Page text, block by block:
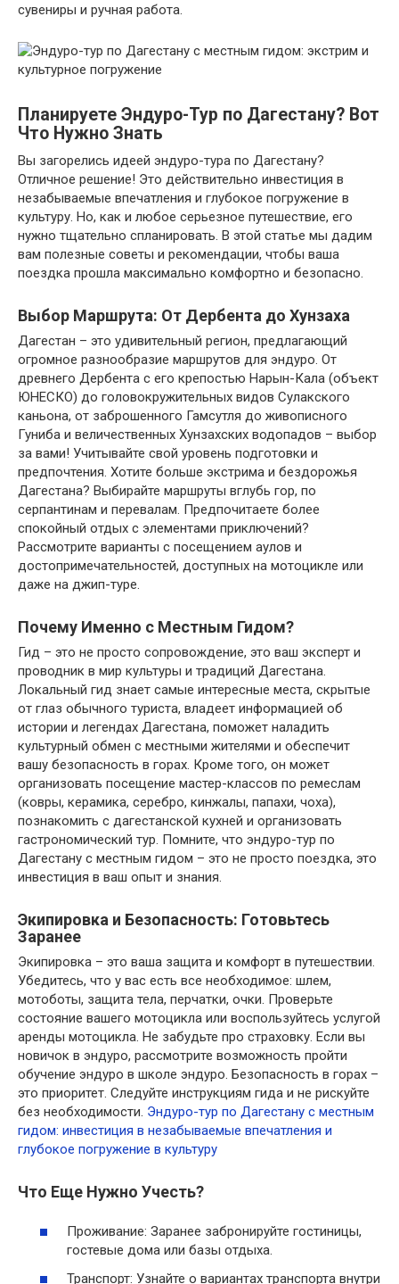
сувениры и ручная работа.
Планируете Эндуро-Тур по Дагестану? Вот
Что Нужно Знать
Вы загорелись идеей эндуро-тура по Дагестану?
Отличное решение! Это действительно инвестиция в
незабываемые впечатления и глубокое погружение в
культуру. Но, как и любое серьезное путешествие, его
нужно тщательно спланировать. В этой статье мы дадим
вам полезные советы и рекомендации, чтобы ваша
поездка прошла максимально комфортно и безопасно.
Выбор Маршрута: От Дербента до Хунзаха
Дагестан – это удивительный регион, предлагающий
огромное разнообразие маршрутов для эндуро. От
древнего Дербента с его крепостью Нарын-Кала (объект
ЮНЕСКО) до головокружительных видов Сулакского
каньона, от заброшенного Гамсутля до живописного
Гуниба и величественных Хунзахских водопадов – выбор
за вами! Учитывайте свой уровень подготовки и
предпочтения. Хотите больше экстрима и бездорожья
Дагестана? Выбирайте маршруты вглубь гор, по
серпантинам и перевалам. Предпочитаете более
спокойный отдых с элементами приключений?
Рассмотрите варианты с посещением аулов и
достопримечательностей, доступных на мотоцикле или
даже на джип-туре.
Почему Именно с Местным Гидом?
Гид – это не просто сопровождение, это ваш эксперт и
проводник в мир культуры и традиций Дагестана.
Локальный гид знает самые интересные места, скрытые
от глаз обычного туриста, владеет информацией об
истории и легендах Дагестана, поможет наладить
культурный обмен с местными жителями и обеспечит
вашу безопасность в горах. Кроме того, он может
организовать посещение мастер-классов по ремеслам
(ковры, керамика, серебро, кинжалы, папахи, чоха),
познакомить с дагестанской кухней и организовать
гастрономический тур. Помните, что эндуро-тур по
Дагестану с местным гидом – это не просто поездка, это
инвестиция в ваш опыт и знания.
Экипировка и Безопасность: Готовьтесь
Заранее
Экипировка – это ваша защита и комфорт в путешествии.
Убедитесь, что у вас есть все необходимое: шлем,
мотоботы, защита тела, перчатки, очки. Проверьте
состояние вашего мотоцикла или воспользуйтесь услугой
аренды мотоцикла. Не забудьте про страховку. Если вы
новичок в эндуро, рассмотрите возможность пройти
обучение эндуро в школе эндуро. Безопасность в горах –
это приоритет. Следуйте инструкциям гида и не рискуйте
без необходимости. Эндуро-тур по Дагестану с местным
гидом: инвестиция в незабываемые впечатления и
глубокое погружение в культуру
Что Еще Нужно Учесть?
Проживание: Заранее забронируйте гостиницы,
гостевые дома или базы отдыха.
Транспорт: Узнайте о вариантах транспорта внутри